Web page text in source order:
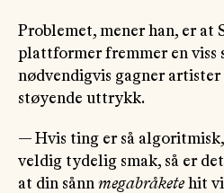
Problemet, mener han, er at
plattformer fremmer en viss
nødvendigvis gagner
støyende uttrykk.
— Hvis ting er så
veldig tydelig smak, så er
at din sånn megabråkete hit